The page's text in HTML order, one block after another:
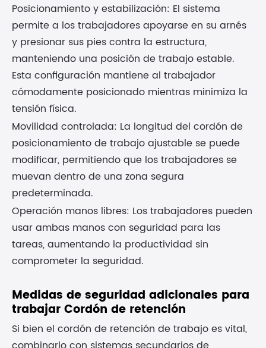
Posicionamiento y estabilización: El sistema
permite a los trabajadores apoyarse en su arnés
y presionar sus pies contra la estructura,
manteniendo una posición de trabajo estable.
Esta configuración mantiene al trabajador
cómodamente posicionado mientras minimiza la
tensión física.
Movilidad controlada: La longitud del cordón de
posicionamiento de trabajo ajustable se puede
modificar, permitiendo que los trabajadores se
muevan dentro de una zona segura
predeterminada.
Operación manos libres: Los trabajadores pueden
usar ambas manos con seguridad para las
tareas, aumentando la productividad sin
comprometer la seguridad.
Medidas de seguridad adicionales para
trabajar Cordón de retención
Si bien el cordón de retención de trabajo es vital,